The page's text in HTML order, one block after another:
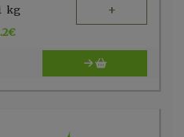
kg +
€